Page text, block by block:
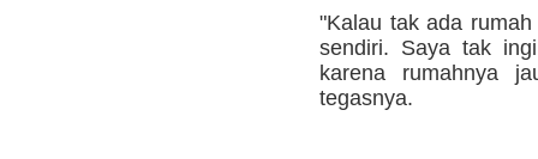
"Kalau tak ada
sendiri. Saya tak
karena rumahnya
tegasnya.